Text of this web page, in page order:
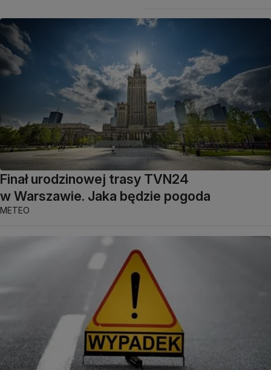
Finał urodzinowej trasy TVN24
w Warszawie. Jaka będzie pogoda
METEO